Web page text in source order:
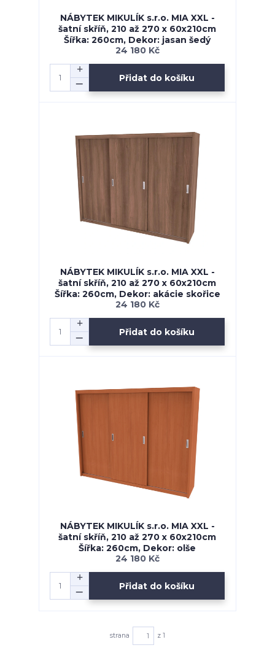
NÁBYTEK MIKULÍK s.r.o. MIA XXL -
šatní skříň, 210 až 270 x 60x210cm
Šířka: 260cm, Dekor: jasan šedý
24 180 Kč
Přidat do košíku
NÁBYTEK MIKULÍK s.r.o. MIA XXL -
šatní skříň, 210 až 270 x 60x210cm
Šířka: 260cm, Dekor: akácie skořice
24 180 Kč
Přidat do košíku
NÁBYTEK MIKULÍK s.r.o. MIA XXL -
šatní skříň, 210 až 270 x 60x210cm
Šířka: 260cm, Dekor: olše
24 180 Kč
Přidat do košíku
strana z 1